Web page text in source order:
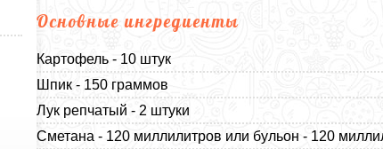
Основные ингредиенты
Картофель - 10 штук
Шпик - 150 граммов
Лук репчатый - 2 штуки
Сметана - 120 миллилитров или бульон - 120